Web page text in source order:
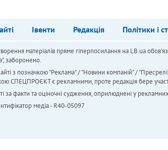
Івенти Редакція Політики і
матеріалів пряме гіперпосилання на LB.ua
заборонено.
з позначкою "Реклама" / "Новини компаній" /
СПЕЦПРОЄКТ є рекламними, проте редакція бере
за факти та оціночні судження, оприлюднені у
медіа - R40-05097